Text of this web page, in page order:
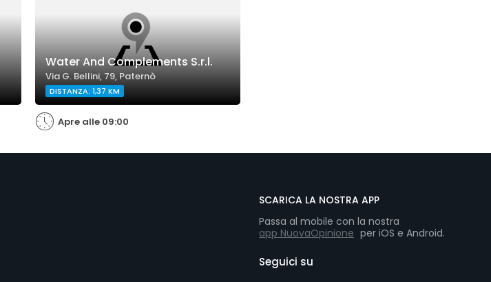
Water And Complements S.r.l.
Via G. Bellini, 79, Paternò
DISTANZA: 1,37 KM
Apre alle 09:00
SCARICA LA NOSTRA APP
Passa al mobile con la nostra
app NuovaOpinione per iOS e Android.
Seguici su